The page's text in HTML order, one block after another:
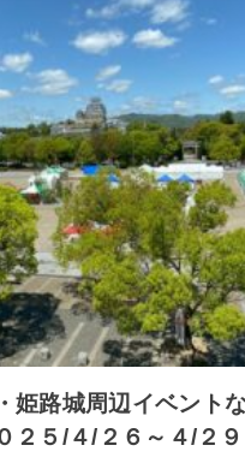
姫路城周辺イベント
２５/４/２６～４/２９